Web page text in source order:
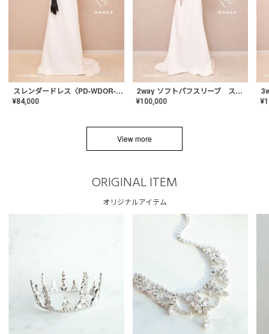
スレンダードレス〈PD-WDOR-2110〉
¥84,000
2way ソフトパフスリーブ スレンダードレス〈PD-WDOR-2112〉
¥100,000 ¥
View more
ORIGINAL ITEM
オリジナルアイテム